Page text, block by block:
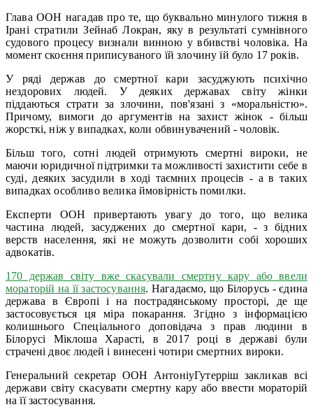
Глава ООН нагадав про те, що буквально минулого тижня в
Ірані стратили Зейнаб Локран, яку в результаті сумнівного
судового процесу визнали винною у вбивстві чоловіка. На
момент скоєння приписуваного їй злочину їй було 17 років.
У ряді держав до смертної кари засуджують психічно
нездорових людей. У деяких державах світу жінки
піддаються страти за злочини, пов'язані з «моральністю».
Причому, вимоги до аргументів на захист жінок - більш
жорсткі, ніж у випадках, коли обвинувачений - чоловік.
Більш того, сотні людей отримують смертні вироки, не
маючи юридичної підтримки та можливості захистити себе в
суді, деяких засудили в ході таємних процесів - а в таких
випадках особливо велика ймовірність помилки.
Експерти ООН привертають увагу до того, що велика
частина людей, засуджених до смертної кари, - з бідних
верств населення, які не можуть дозволити собі хороших
адвокатів.
170 держав світу вже скасували смертну кару або ввели
мораторій на її застосування. Нагадаємо, що Білорусь - єдина
держава в Європі і на пострадянському просторі, де ще
застосовується ця міра покарання. Згідно з інформацією
колишнього Спеціального доповідача з прав людини в
Білорусі Міклоша Харасті, в 2017 році в державі були
страчені двоє людей і винесені чотири смертних вироки.
Генеральний секретар ООН АнтоніуГутерріш закликав всі
держави світу скасувати смертну кару або ввести мораторій
на її застосування.